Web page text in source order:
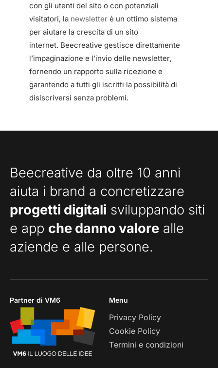
con gli utenti del sito o con potenziali
visitatori, la newsletter è un ottimo sistema
per aiutare la crescita di un sito
internet. Beecreative gestisce direttamente
l’impaginazione e l’invio delle newsletter,
fornendo un rapporto sulla ricezione e
garantendo a tutti gli iscritti la possibilità di
disiscriversi senza problemi.
Beecreative da oltre 10 anni
aiuta i brand a concretizzare
progetti digitali sviluppando siti
e app che danno valore alle
aziende e alle persone.
Partner di VM6 Menu
Privacy Policy
Cookie Policy
Termini e condizioni